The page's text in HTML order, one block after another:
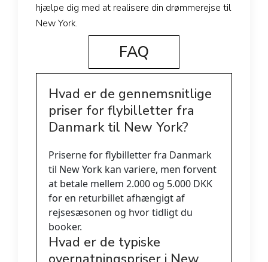
hjælpe dig med at realisere din drømmerejse til
New York.
FAQ
Hvad er de gennemsnitlige
priser for flybilletter fra
Danmark til New York?
Priserne for flybilletter fra Danmark
til New York kan variere, men forvent
at betale mellem 2.000 og 5.000 DKK
for en returbillet afhængigt af
rejsesæsonen og hvor tidligt du
booker.
Hvad er de typiske